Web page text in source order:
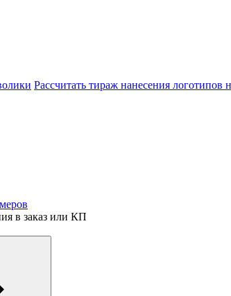
Рассчитать тираж нанесения логотипов
в заказ или КП